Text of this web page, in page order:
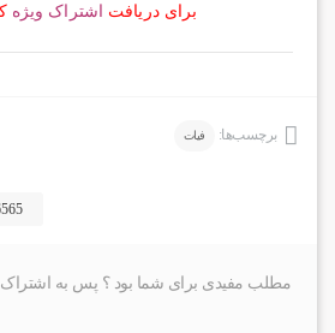
برای دریافت اشتراک ویژه
برچسب‌ها: فیات
مطلب مفیدی برای شما بود ؟ پس به اشتراک